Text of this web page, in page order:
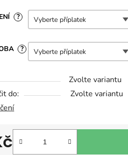
?
?
Zvolte variantu
do:
Zvolte variantu